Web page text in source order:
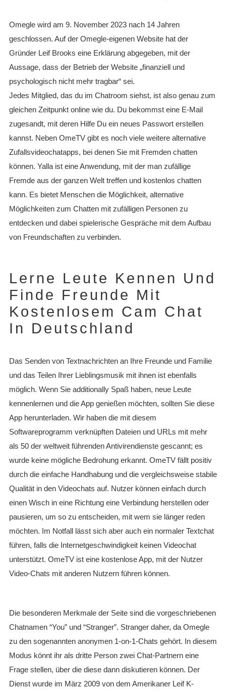
Omegle wird am 9. November 2023 nach 14 Jahren
geschlossen. Auf der Omegle-eigenen Website hat der
Gründer Leif Brooks eine Erklärung abgegeben, mit der
Aussage, dass der Betrieb der Website „finanziell und
psychologisch nicht mehr tragbar“ sei.
Jedes Mitglied, das du im Chatroom siehst, ist also genau zum
gleichen Zeitpunkt online wie du. Du bekommst eine E-Mail
zugesandt, mit deren Hilfe Du ein neues Passwort erstellen
kannst. Neben OmeTV gibt es noch viele weitere alternative
Zufallsvideochatapps, bei denen Sie mit Fremden chatten
können. Yalla ist eine Anwendung, mit der man zufällige
Fremde aus der ganzen Welt treffen und kostenlos chatten
kann. Es bietet Menschen die Möglichkeit, alternative
Möglichkeiten zum Chatten mit zufälligen Personen zu
entdecken und dabei spielerische Gespräche mit dem Aufbau
von Freundschaften zu verbinden.
Lerne Leute Kennen Und
Finde Freunde Mit
Kostenlosem Cam Chat
In Deutschland
Das Senden von Textnachrichten an Ihre Freunde und Familie
und das Teilen Ihrer Lieblingsmusik mit ihnen ist ebenfalls
möglich. Wenn Sie additionally Spaß haben, neue Leute
kennenlernen und die App genießen möchten, sollten Sie diese
App herunterladen. Wir haben die mit diesem
Softwareprogramm verknüpften Dateien und URLs mit mehr
als 50 der weltweit führenden Antivirendienste gescannt; es
wurde keine mögliche Bedrohung erkannt. OmeTV fällt positiv
durch die einfache Handhabung und die vergleichsweise stabile
Qualität in den Videochats auf. Nutzer können einfach durch
einen Wisch in eine Richtung eine Verbindung herstellen oder
pausieren, um so zu entscheiden, mit wem sie länger reden
möchten. Im Notfall lässt sich aber auch ein normaler Textchat
führen, falls die Internetgeschwindigkeit keinen Videochat
unterstützt. OmeTV ist eine kostenlose App, mit der Nutzer
Video-Chats mit anderen Nutzern führen können.
Die besonderen Merkmale der Seite sind die vorgeschriebenen
Chatnamen “You” und “Stranger”. Stranger daher, da Omegle
zu den sogenannten anonymen 1-on-1-Chats gehört. In diesem
Modus könnt ihr als dritte Person zwei Chat-Partnern eine
Frage stellen, über die diese dann diskutieren können. Der
Dienst wurde im März 2009 von dem Amerikaner Leif K-